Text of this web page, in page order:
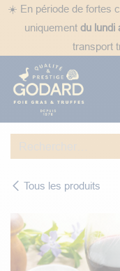
Se rendre au contenu
☀️ En période de fortes
uniquement du lundi
transport
Tous les produits